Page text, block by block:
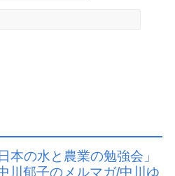
の水と農業の勉強会」
川郁子のメルマガ/中川ゆ